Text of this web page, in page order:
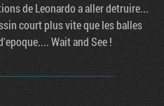
de Leonardo a aller detruire...
court plus vite que les balles
Wait and See !